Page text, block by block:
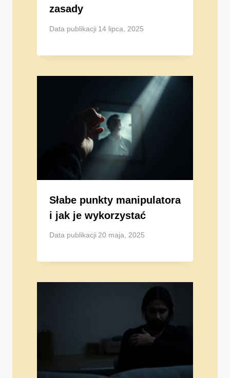
zasady
Data publikacji 14 lipca, 2025
Słabe punkty manipulatora
i jak je wykorzystać
Data publikacji 20 maja, 2025